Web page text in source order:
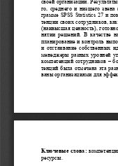
го, среднего и низшего
грамме SPSS Statistics 27 и
тенции своих сотрудников,
(наивысшая ценность),
нятии  решений.  В  качестве
планирование и контроль
и отстаивание собственных
менеджеры разных уровней
компетенций сотрудников –
тенций была отмечена эта
ваны орга низациями для
Ключевые слова:
ресурсы.